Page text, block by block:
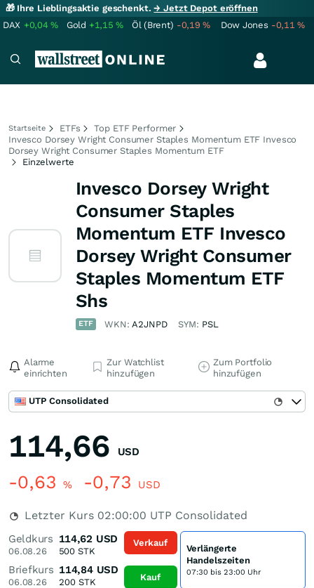
🎁 Ihre Lieblingsaktie geschenkt.→ Jetzt Depot eröffnen
DAX +0,04% Gold +1,15% Öl (Brent) -0,19% Dow Jones -0,11%
Startseite ETFs
Top ETF Performer
Invesco Dorsey Wright Consumer Staples Momentum ETF Invesco
Dorsey Wright Consumer Staples Momentum ETF
Einzelwerte
Invesco Dorsey Wright
Consumer Staples
Momentum ETF Invesco
Dorsey Wright Consumer
Staples Momentum ETF
Shs
ETF WKN:A2JNPD SYM: PSL
Alarme
einrichten
Zur Watchlist
hinzufügen
Zum Portfolio
hinzufügen
UTP Consolidated
114,66 USD
-0,63 % -0,73 USD
Letzter Kurs 02:00:00 UTP Consolidated
Geldkurs
06.08.26
114,62 USD
500 STK
Briefkurs
06.08.26
114,84 USD
200STK
Verkauf
Kauf
Verlängerte
Handelszeiten
07:30 bis 23:00 Uhr